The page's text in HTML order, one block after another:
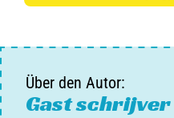
Über den Autor:
Gast schrijver